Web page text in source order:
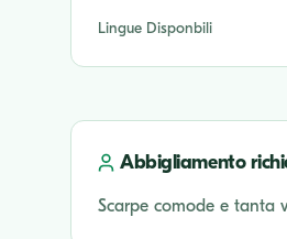
Lingue Disponbili
Abbigliamento
Scarpe comode e tanta